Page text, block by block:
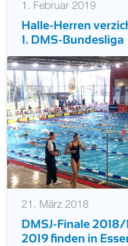
1. Februar 2019
Halle-Herren
1. DMS-Bundesliga
21. März 2018
DMSJ-Finale 2018/
2019 finden in